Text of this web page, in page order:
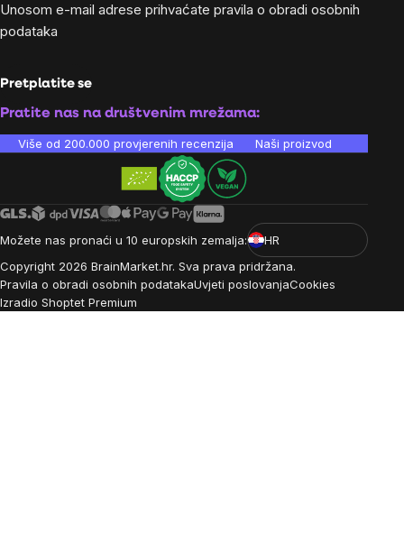
Unosom e-mail adrese prihvaćate pravila o obradi osobnih
podataka
Pretplatite se
Pratite nas na društvenim mrežama:
Više od 200.000 provjerenih recenzija Naši proizvodi su
Možete nas pronaći u 10 europskih zemalja:
HR
Copyright 2026 BrainMarket.hr. Sva prava pridržana.
Pravila o obradi osobnih podatakaUvjeti poslovanjaCookies
Izradio Shoptet Premium